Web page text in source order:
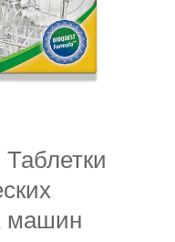
машин